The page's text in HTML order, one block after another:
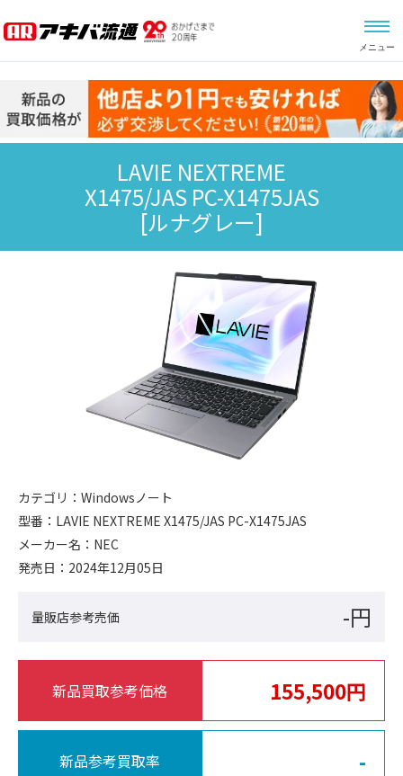
メニュー
LAVIE NEXTREME
X1475/JAS PC-X1475JAS
[ルナグレー]
カテゴリ： Windowsノート
型番： LAVIE NEXTREME X1475/JAS PC-X1475JAS
メーカー名： NEC
発売日： 2024年12月05日
量販店参考売価 -円
新品買取参考価格 155,500円
新品参考買取率 -